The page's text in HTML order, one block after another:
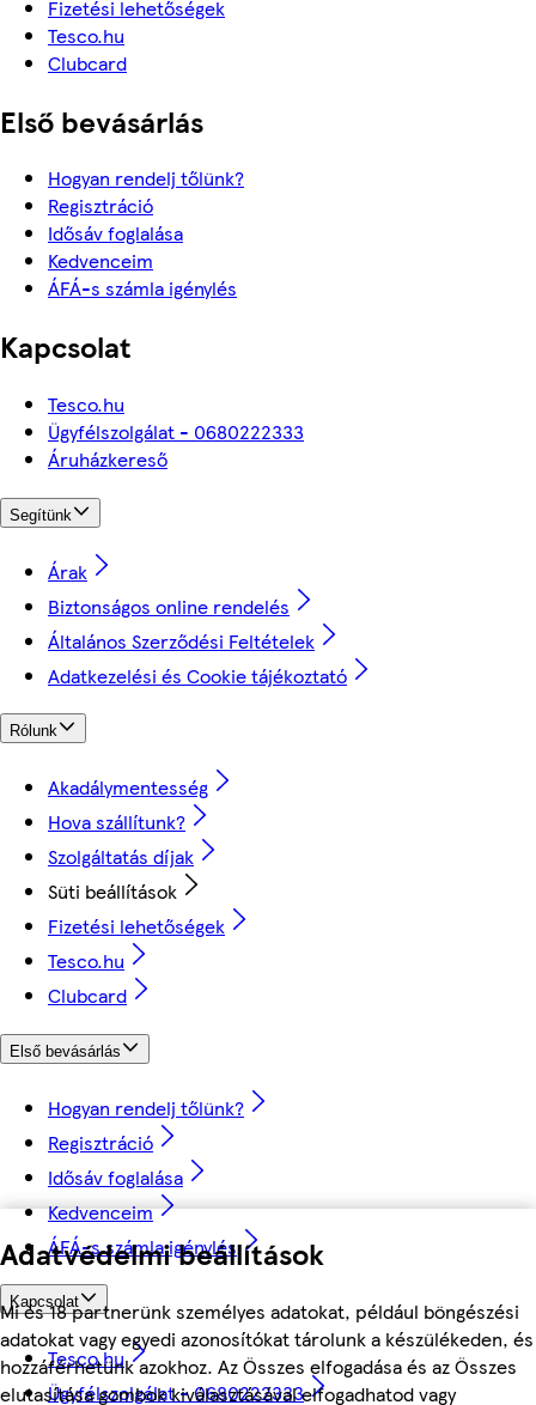
Adatvédelmi beállítások
Mi és 18 partnerünk személyes adatokat, például böngészési
adatokat vagy egyedi azonosítókat tárolunk a készülékeden, és
hozzáférhetünk azokhoz. Az Összes elfogadása és az Összes
elutasítása gombok kiválasztásával elfogadhatod vagy
Fizetési lehetőségek
Tesco.hu
Clubcard
Első bevásárlás
Hogyan rendelj tőlünk?
Regisztráció
Idősáv foglalása
Kedvenceim
ÁFÁ-s számla igénylés
Kapcsolat
Tesco.hu
Ügyfélszolgálat - 0680222333
Áruházkereső
Segítünk
Árak
Biztonságos online rendelés
Általános Szerződési Feltételek
Adatkezelési és Cookie tájékoztató
Rólunk
Akadálymentesség
Hova szállítunk?
Szolgáltatás díjak
Süti beállítások
Fizetési lehetőségek
Tesco.hu
Clubcard
Első bevásárlás
Hogyan rendelj tőlünk?
Regisztráció
Idősáv foglalása
Kedvenceim
ÁFÁ-s számla igénylés
Kapcsolat
Tesco.hu
Ügyfélszolgálat - 0680222333